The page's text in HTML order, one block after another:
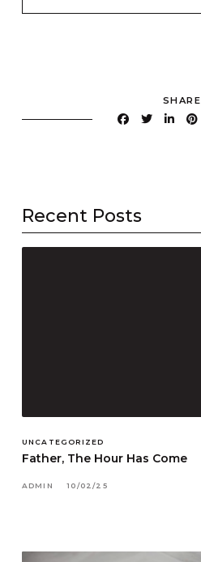
SHARE
Recent Posts
UNCATEGORIZED
Father, The Hour Has Come
ADMIN 10/02/25